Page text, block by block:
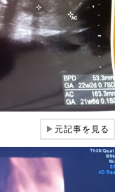
▶元記事を見る